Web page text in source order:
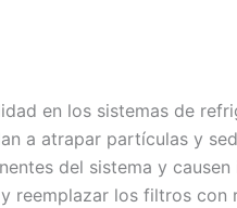
en los sistemas de
a atrapar partículas y
del sistema y
reemplazar los filtros